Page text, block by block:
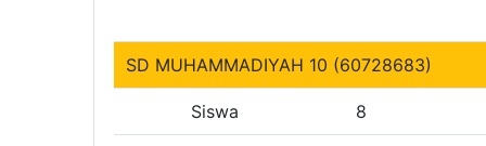
SD MUHAMMADIYAH 10 (60728683)
Siswa 8